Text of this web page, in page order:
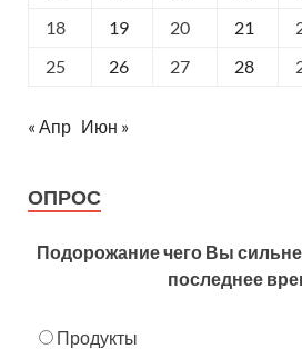
18
19 20 21
25
26 27 28
« Апр Июн »
ОПРОС
Подорожание чего Вы
последнее
Продукты